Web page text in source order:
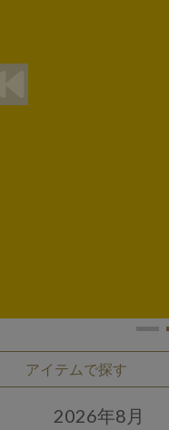
アイテムで探す
2026年8月